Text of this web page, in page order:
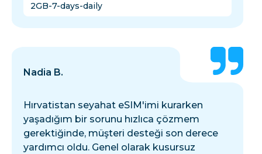
2GB-7-days-daily
Nadia B.
Hırvatistan seyahat eSIM'imi kurarken
yaşadığım bir sorunu hızlıca çözmem
gerektiğinde, müşteri desteği son derece
yardımcı oldu. Genel olarak kusursuz